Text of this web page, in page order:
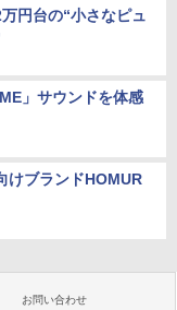
円台の“小さなピュ
」サウンドを体感
けブランドHOMUR
お問い合わせ